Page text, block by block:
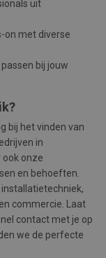
uit
on met diverse
bij jouw
bij het vinden van
in
ook onze
en behoeften.
commercie. Laat
contact met je op
we de perfecte